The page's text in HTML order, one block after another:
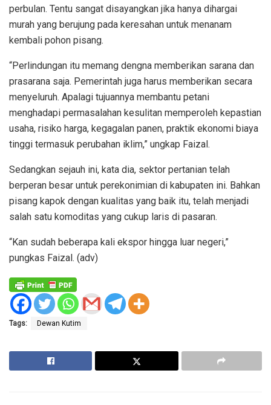
perbulan. Tentu sangat disayangkan jika hanya dihargai
murah yang berujung pada keresahan untuk menanam
kembali pohon pisang.
“Perlindungan itu memang dengna memberikan sarana dan
prasarana saja. Pemerintah juga harus memberikan secara
menyeluruh. Apalagi tujuannya membantu petani
menghadapi permasalahan kesulitan memperoleh kepastian
usaha, risiko harga, kegagalan panen, praktik ekonomi biaya
tinggi termasuk perubahan iklim,” ungkap Faizal.
Sedangkan sejauh ini, kata dia, sektor pertanian telah
berperan besar untuk perekonimian di kabupaten ini. Bahkan
pisang kapok dengan kualitas yang baik itu, telah menjadi
salah satu komoditas yang cukup laris di pasaran.
“Kan sudah beberapa kali ekspor hingga luar negeri,”
pungkas Faizal. (adv)
Tags: Dewan Kutim